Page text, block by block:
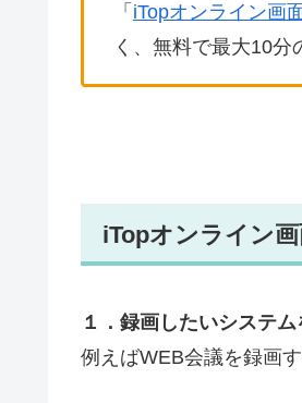
「 iTopオンライン画
く、無料で最大10分
iTopオンライン
１．録画したいシステ
例えばWEB会議を録画